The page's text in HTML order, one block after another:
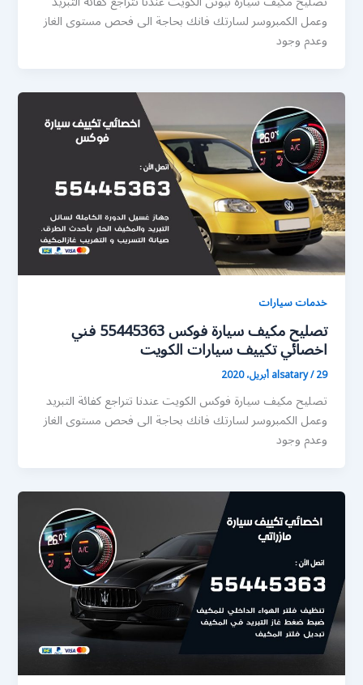
وعمل الكمبروسر لسارتك فانك بحاجة الى فحص مستوى الغاز
وعدم وجود
خدمات سيارات
تصليح مكيف سيارة فوكس 55445363 فني
اخصائي تكييف سيارات الكويت
alsatary/29 أبريل، 2020
تصليح مكيف سيارة فوكس الكويت عندنا تتراجع كفائة التبريد
وعمل الكمبروسر لسارتك فانك بحاجة الى فحص مستوى الغاز
وعدم وجود